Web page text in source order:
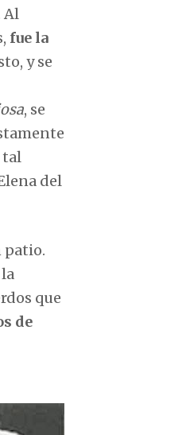
Al
fue la
y se
, se
tal
del
patio.
que
de